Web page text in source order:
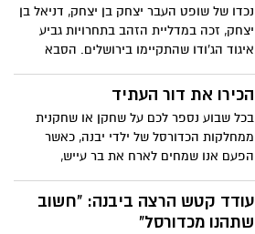
נכדו של שופט העבר יצחק בן יצחק, דניאל בן
יצחק, זכה במדליית הזהב בתחרויות גביע
איגוד הג'ודו שהתקיימו בירושלים. הסבא
הכירו את דור העתיד
בכל שבוע נספר לכם על שחקן או שחקנית
ממחלקות הכדורסל של ילדי יבנה, כאשר
הפעם אנו שמחים לארח את בר עייש,
עצמה, החלומות ועל מהות הכדורסל בחייה
עודד קטש הרצה ביבנה: "חשוב
שתהנו מכדורסל"